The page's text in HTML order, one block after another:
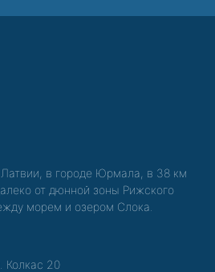
в городе Юрмала, в 38 км
от дюнной зоны Рижского
морем и озером Слока.
Колкас 20